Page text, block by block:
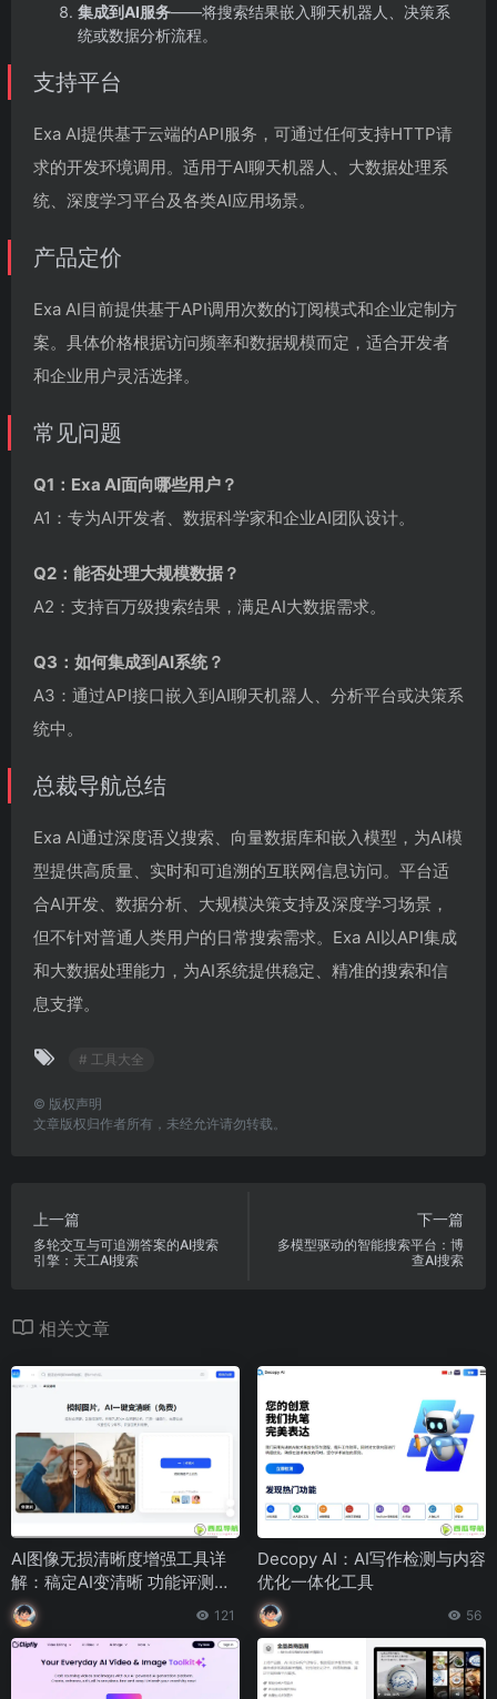
集成到AI服务——将搜索结果嵌入聊天机器人、决策系
统或数据分析流程。
支持平台
Exa AI提供基于云端的API服务，可通过任何支持HTTP请
求的开发环境调用。适用于AI聊天机器人、大数据处理系
统、深度学习平台及各类AI应用场景。
产品定价
Exa AI目前提供基于API调用次数的订阅模式和企业定制方
案。具体价格根据访问频率和数据规模而定，适合开发者
和企业用户灵活选择。
常见问题
Q1：Exa AI面向哪些用户？
A1：专为AI开发者、数据科学家和企业AI团队设计。
Q2：能否处理大规模数据？
A2：支持百万级搜索结果，满足AI大数据需求。
Q3：如何集成到AI系统？
A3：通过API接口嵌入到AI聊天机器人、分析平台或决策系
统中。
总裁导航总结
Exa AI通过深度语义搜索、向量数据库和嵌入模型，为AI模
型提供高质量、实时和可追溯的互联网信息访问。平台适
合AI开发、数据分析、大规模决策支持及深度学习场景，
但不针对普通人类用户的日常搜索需求。Exa AI以API集成
和大数据处理能力，为AI系统提供稳定、精准的搜索和信
息支撑。
# 工具大全
© 版权声明
文章版权归作者所有，未经允许请勿转载。
上一篇
多轮交互与可追溯答案的AI搜索
引擎：天工AI搜索
下一篇
多模型驱动的智能搜索平台：博
查AI搜索
相关文章
AI图像无损清晰度增强工具详
解：稿定AI变清晰 功能评测与
使用指南
121
Decopy AI：AI写作检测与内容
优化一体化工具
56